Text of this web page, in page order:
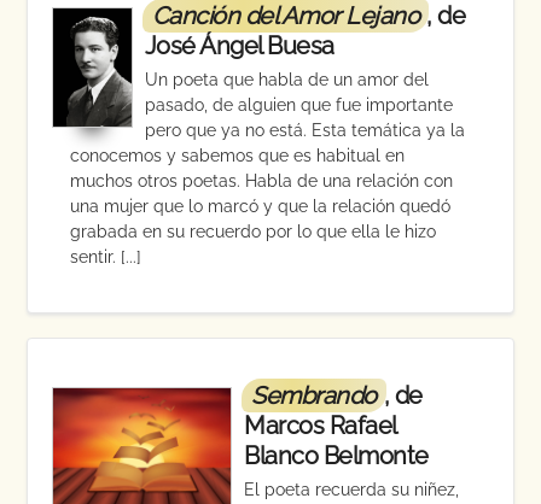
Canción del Amor Lejano , de
José Ángel Buesa
Un poeta que habla de un amor del
pasado, de alguien que fue importante
pero que ya no está. Esta temática ya la
conocemos y sabemos que es habitual en
muchos otros poetas. Habla de una relación con
una mujer que lo marcó y que la relación quedó
grabada en su recuerdo por lo que ella le hizo
sentir. [...]
Sembrando , de
Marcos Rafael
Blanco Belmonte
El poeta recuerda su niñez,